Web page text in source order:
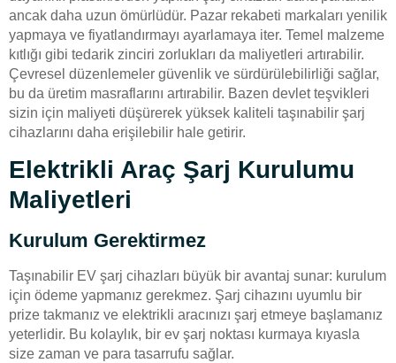
ancak daha uzun ömürlüdür. Pazar rekabeti markaları yenilik
yapmaya ve fiyatlandırmayı ayarlamaya iter. Temel malzeme
kıtlığı gibi tedarik zinciri zorlukları da maliyetleri artırabilir.
Çevresel düzenlemeler güvenlik ve sürdürülebilirliği sağlar,
bu da üretim masraflarını artırabilir. Bazen devlet teşvikleri
sizin için maliyeti düşürerek yüksek kaliteli taşınabilir şarj
cihazlarını daha erişilebilir hale getirir.
Elektrikli Araç Şarj Kurulumu
Maliyetleri
Kurulum Gerektirmez
Taşınabilir EV şarj cihazları büyük bir avantaj sunar: kurulum
için ödeme yapmanız gerekmez. Şarj cihazını uyumlu bir
prize takmanız ve elektrikli aracınızı şarj etmeye başlamanız
yeterlidir. Bu kolaylık, bir ev şarj noktası kurmaya kıyasla
size zaman ve para tasarrufu sağlar.